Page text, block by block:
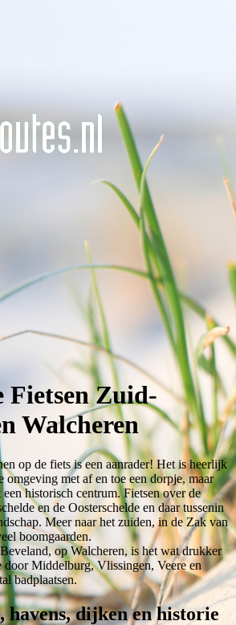
Fietsen Zuid-
Walcheren
op de fiets is een aanrader! Het is heerlijk
omgeving met af en toe een dorpje, maar
historisch centrum. Fietsen over de
en de Oosterschelde en daar tussenin
Meer naar het zuiden, in de Zak van
boomgaarden.
op Walcheren, is het wat drukker
door Middelburg, Vlissingen, Veere en
badplaatsen.
havens, dijken en historie